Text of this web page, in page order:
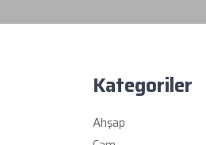
Kategoriler
Ahşap